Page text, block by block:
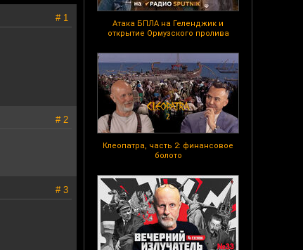
Атака БПЛА на Геленджик и
открытие Ормузского пролива
Клеопатра, часть 2: финансовое
болото
# 1
# 2
# 3